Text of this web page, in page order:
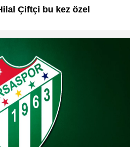
Çiftçi bu kez özel